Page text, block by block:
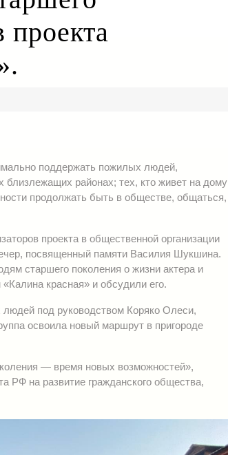
проекта
поддержать пожилых людей,
районах; тех, кто живет на дому
продолжать быть в обществе, общаться,
проекта в общественной организации
посвященный памяти Василия Шукшина.
старшего поколения о жизни актера и
красная» и обсудили его.
под руководством Коряко Олеси,
освоила новый маршрут в пригороде
— время новых возможностей»,
РФ на развитие гражданского общества,